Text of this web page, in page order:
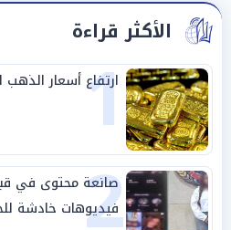
الأكثر قراءة
1
ارتفاع أسعار
صانعة محتوى في
فيديوهات خادشة